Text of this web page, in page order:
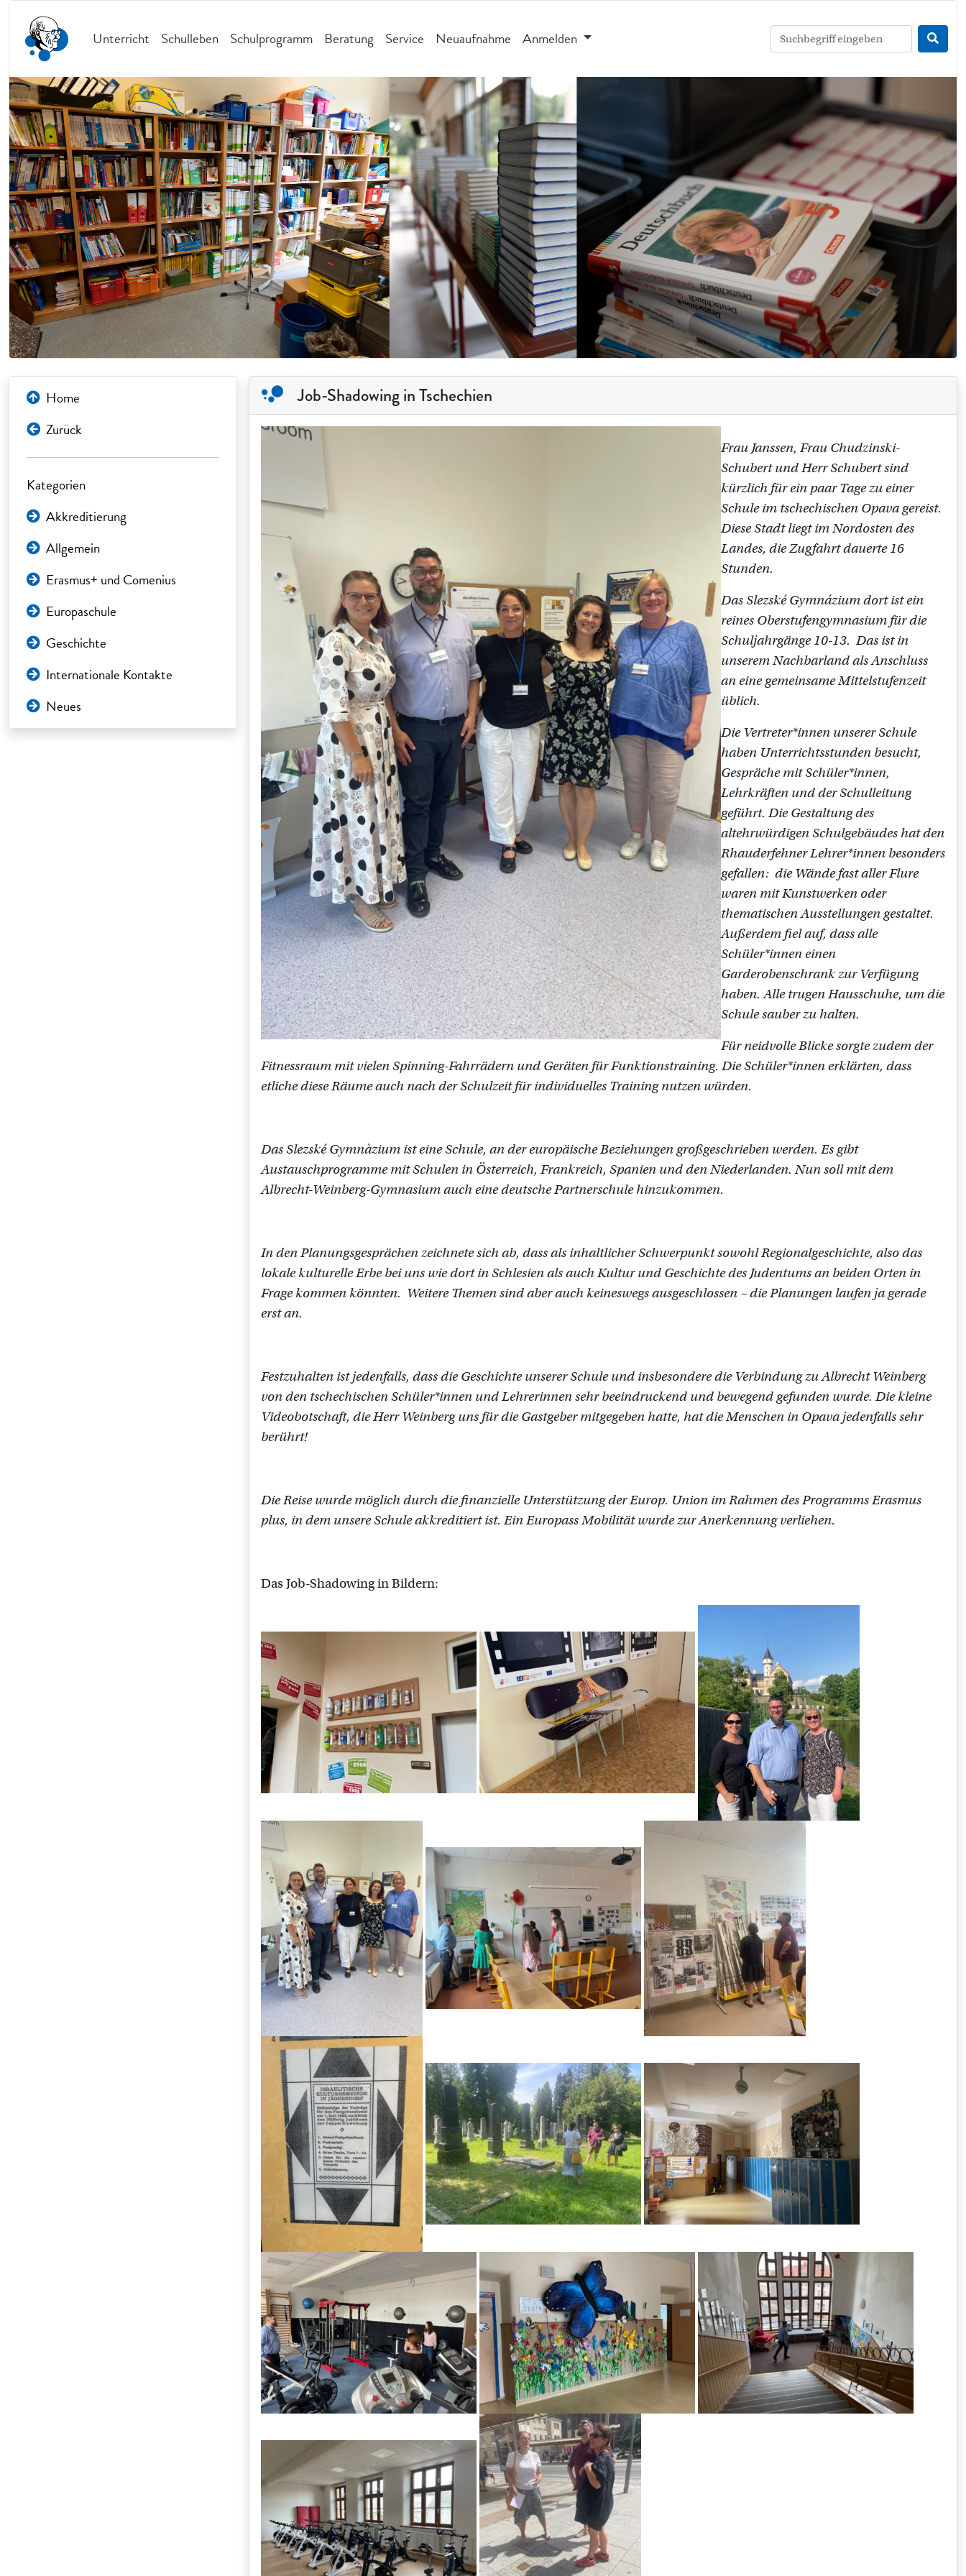
Unterricht Schulleben Schulprogramm Beratung Service Neuaufnahme Anmelden
Home
Zurück
Kategorien
Akkreditierung
Allgemein
Erasmus+ und Comenius
Europaschule
Geschichte
Internationale Kontakte
Neues
Job-Shadowing in Tschechien
Frau Janssen, Frau Chudzinski-
Schubert und Herr Schubert sind
kürzlich für ein paar Tage zu einer
Schule im tschechischen Opava gereist.
Diese Stadt liegt im Nordosten des
Landes, die Zugfahrt dauerte 16
Stunden.
Das Slezské Gymnázium dort ist ein
reines Oberstufengymnasium für die
Schuljahrgänge 10-13. Das ist in
unserem Nachbarland als Anschluss
an eine gemeinsame Mittelstufenzeit
üblich.
Die Vertreter*innen unserer Schule
haben Unterrichtsstunden besucht,
Gespräche mit Schüler*innen,
Lehrkräften und der Schulleitung
geführt. Die Gestaltung des
altehrwürdigen Schulgebäudes hat den
Rhauderfehner Lehrer*innen besonders
gefallen: die Wände fast aller Flure
waren mit Kunstwerken oder
thematischen Ausstellungen gestaltet.
Außerdem fiel auf, dass alle
Schüler*innen einen
Garderobenschrank zur Verfügung
haben. Alle trugen Hausschuhe, um die
Schule sauber zu halten.
Für neidvolle Blicke sorgte zudem der
Fitnessraum mit vielen Spinning-Fahrrädern und Geräten für Funktionstraining. Die Schüler*innen erklärten, dass
etliche diese Räume auch nach der Schulzeit für individuelles Training nutzen würden.
Das Slezské Gymnàzium ist eine Schule, an der europäische Beziehungen großgeschrieben werden. Es gibt
Austauschprogramme mit Schulen in Österreich, Frankreich, Spanien und den Niederlanden. Nun soll mit dem
Albrecht-Weinberg-Gymnasium auch eine deutsche Partnerschule hinzukommen.
In den Planungsgesprächen zeichnete sich ab, dass als inhaltlicher Schwerpunkt sowohl Regionalgeschichte, also das
lokale kulturelle Erbe bei uns wie dort in Schlesien als auch Kultur und Geschichte des Judentums an beiden Orten in
Frage kommen könnten. Weitere Themen sind aber auch keineswegs ausgeschlossen – die Planungen laufen ja gerade
erst an.
Festzuhalten ist jedenfalls, dass die Geschichte unserer Schule und insbesondere die Verbindung zu Albrecht Weinberg
von den tschechischen Schüler*innen und Lehrerinnen sehr beeindruckend und bewegend gefunden wurde. Die kleine
Videobotschaft, die Herr Weinberg uns für die Gastgeber mitgegeben hatte, hat die Menschen in Opava jedenfalls sehr
berührt!
Die Reise wurde möglich durch die finanzielle Unterstützung der Europ. Union im Rahmen des Programms Erasmus
plus, in dem unsere Schule akkreditiert ist. Ein Europass Mobilität wurde zur Anerkennung verliehen.
Das Job-Shadowing in Bildern: